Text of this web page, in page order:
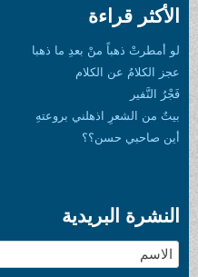
الأكثر قراءة
لو أمطرتْ ذهباً منْ بعدِ ما ذهبا
عجز الكلامُ عن الكلام
فَجْرُ النَّفير
بيتٌ من الشعرِ اذهلني بروعتهِ
أين صاحبي حسن؟؟
النشرة البريدية